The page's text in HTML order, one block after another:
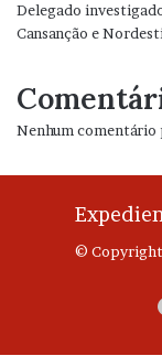
Delegado
Cansanção e
Nenhum comentário
© Copyright